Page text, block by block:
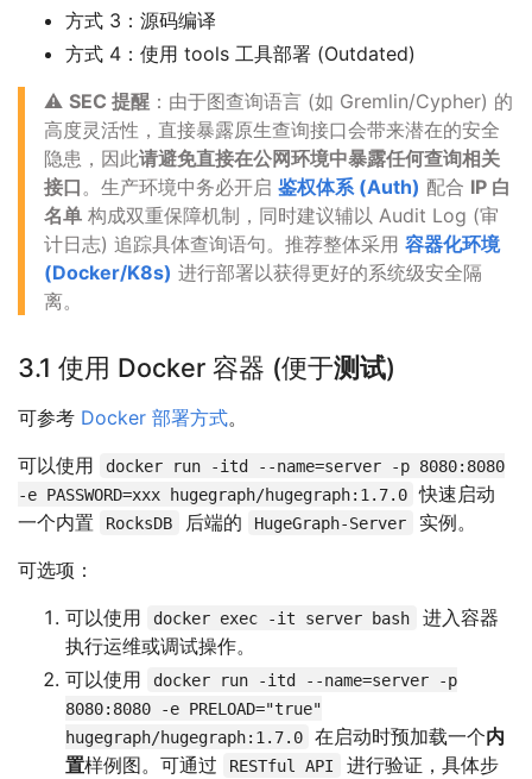
方式 3：源码编译
方式 4：使用 tools 工具部署 (Outdated)
⚠️ SEC 提醒 ：由于图查询语言 (如 Gremlin/Cypher) 的
高度灵活性，直接暴露原生查询接口会带来潜在的安全
隐患，因此请避免直接在公网环境中暴露任何查询相关
接口 。生产环境中务必开启 鉴权体系 (Auth) 配合 IP 白
名单 构成双重保障机制，同时建议辅以 Audit Log (审
计日志) 追踪具体查询语句。推荐整体采用 容器化环境
(Docker/K8s) 进行部署以获得更好的系统级安全隔
离。
3.1 使用 Docker 容器 (便于测试)
可参考 Docker 部署方式。
可以使用
docker run -itd --name=server -p 8080:8080
-e PASSWORD=xxx hugegraph/hugegraph:1.7.0 快速启动
一个内置
RocksDB 后端的 HugeGraph-Server
实例。
可选项：
可以使用
docker exec -it server bash
进入容器
执行运维或调试操作。
可以使用
docker run -itd --name=server -p
8080:8080 -e PRELOAD="true"
hugegraph/hugegraph:1.7.0
在启动时预加载一个内
置样例图。可通过 RESTful API
进行验证，具体步